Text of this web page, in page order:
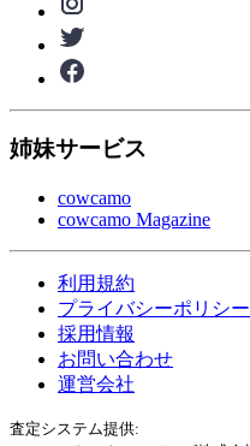
姉妹サービス
cowcamo
cowcamo Magazine
利用規約
プライバシーポリシー
採用情報
お問い合わせ
運営会社
査定システム提供: